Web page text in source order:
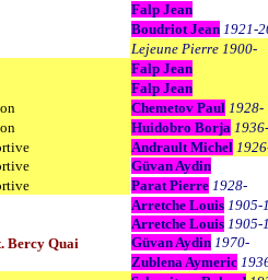
Falp Jean
Boudriot Jean 1921-
Lejeune Pierre 1900-
Falp Jean
Falp Jean
Chemetov Paul 1928-
Huidobro Borja
Andrault Michel
Güvan Aydin
Parat Pierre 1928-
Arretche Louis 1905-
Arretche Louis 1905-
Bercy Quai Güvan Aydin 1970-
Zublena Aymeric